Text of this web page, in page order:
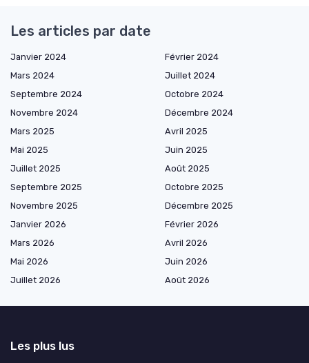
Les articles par date
Janvier 2024
Février 2024
Mars 2024
Juillet 2024
Septembre 2024
Octobre 2024
Novembre 2024
Décembre 2024
Mars 2025
Avril 2025
Mai 2025
Juin 2025
Juillet 2025
Août 2025
Septembre 2025
Octobre 2025
Novembre 2025
Décembre 2025
Janvier 2026
Février 2026
Mars 2026
Avril 2026
Mai 2026
Juin 2026
Juillet 2026
Août 2026
Les plus lus